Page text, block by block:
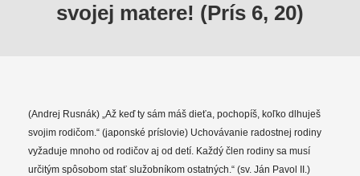
svojej matere! (Prís 6, 20)
(Andrej Rusnák) „Až keď ty sám máš dieťa, pochopíš, koľko dlhuješ
svojim rodičom.“ (japonské príslovie) Uchovávanie radostnej rodiny
vyžaduje mnoho od rodičov aj od detí. Každý člen rodiny sa musí
určitým spôsobom stať služobníkom ostatných.“ (sv. Ján Pavol II.)